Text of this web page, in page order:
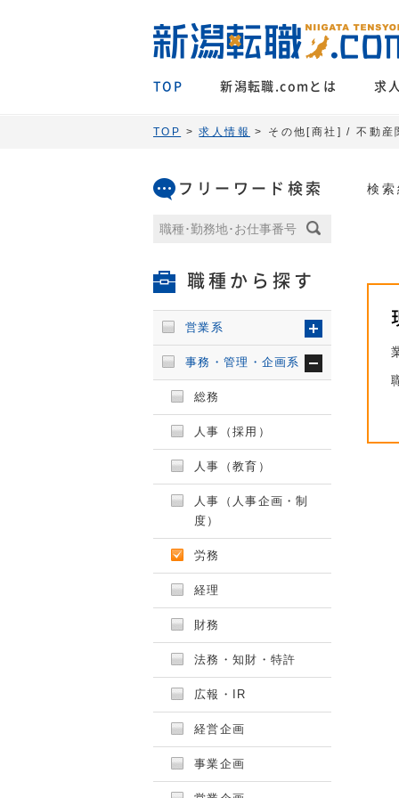
TOP 新潟転職.comとは 求
TOP >求人情報 > その他[商社] / 不動産
検
フリーワード検索
職種から探す
営業系
事務・管理・企画系
総務
人事（採用）
人事（教育）
人事（人事企画・制
度）
労務
経理
財務
法務・知財・特許
広報・IR
経営企画
事業企画